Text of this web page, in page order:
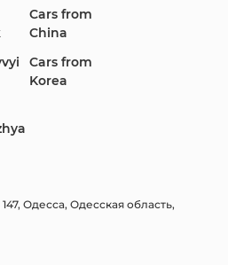
Cars from
China
Cars from
Korea
Одесса, Одесская область,